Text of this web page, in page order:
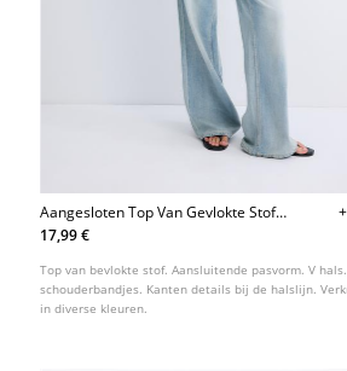
Aangesloten Top Van Gevlokte Stof
Met Kant
17,99 €
Top van bevlokte stof. Aansluitende pasvorm. V
schouderbandjes. Kanten details bij de halslijn.
in diverse kleuren.